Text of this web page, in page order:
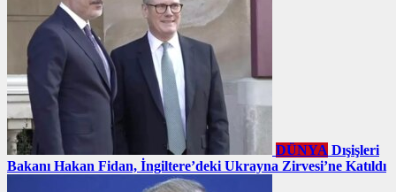
DÜNYA Dışişleri
Bakanı Hakan Fidan, İngiltere’deki Ukrayna Zirvesi’ne Katıldı